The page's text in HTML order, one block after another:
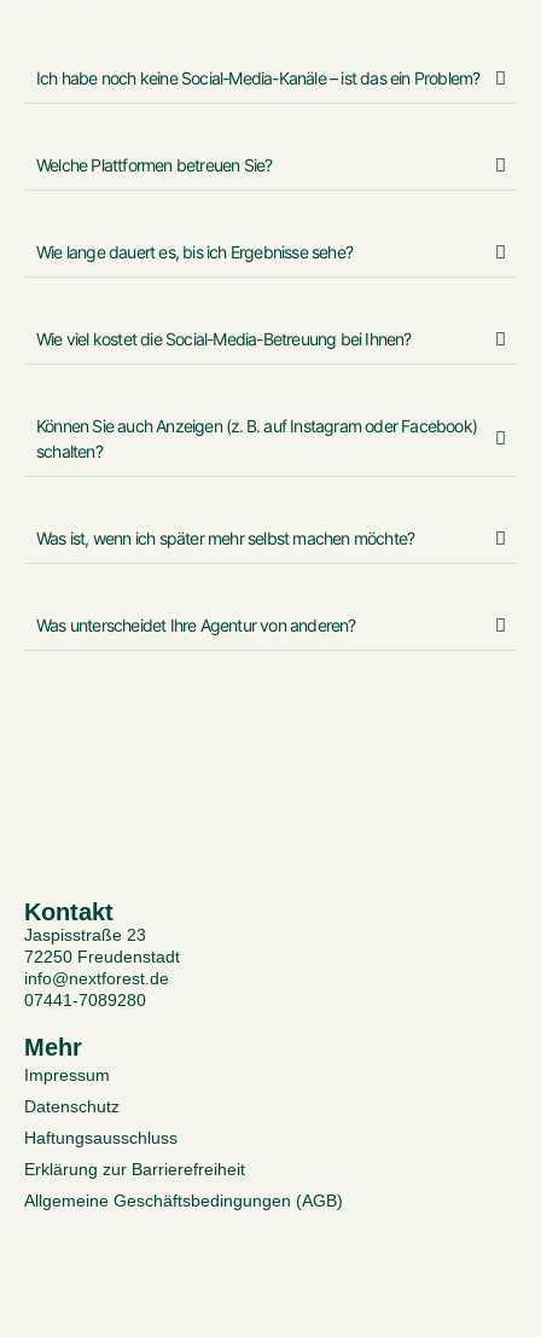
Ich habe noch keine Social-Media-Kanäle – ist das ein Problem?
Welche Plattformen betreuen Sie?
Wie lange dauert es, bis ich Ergebnisse sehe?
Wie viel kostet die Social-Media-Betreuung bei Ihnen?
Können Sie auch Anzeigen (z. B. auf Instagram oder Facebook)
schalten?
Was ist, wenn ich später mehr selbst machen möchte?
Was unterscheidet Ihre Agentur von anderen?
Kontakt
Jaspisstraße 23
72250 Freudenstadt
info@nextforest.de
07441-7089280
Mehr
Impressum
Datenschutz
Haftungsausschluss
Erklärung zur Barrierefreiheit
Allgemeine Geschäftsbedingungen (AGB)